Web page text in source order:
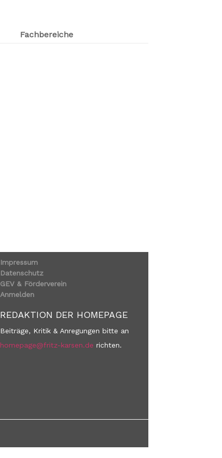
Fachbereiche
Impressum
Datenschutz
GEV & Förderverein
Anmelden
REDAKTION DER HOMEPAGE
Beiträge, Kritik & Anregungen bitte an
homepage@fritz-karsen.de richten.